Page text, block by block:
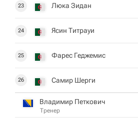
23 Люка Зидан
24 Ясин Титрауи
25 Фарес Геджемис
26 Самир Шерги
Владимир Петкович
Тренер